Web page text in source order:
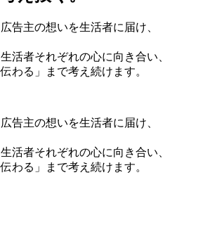
告主の想いを生活者に届け、
活者それぞれの心に向き合い、
わる」まで考え続けます。
告主の想いを生活者に届け、
活者それぞれの心に向き合い、
わる」まで考え続けます。